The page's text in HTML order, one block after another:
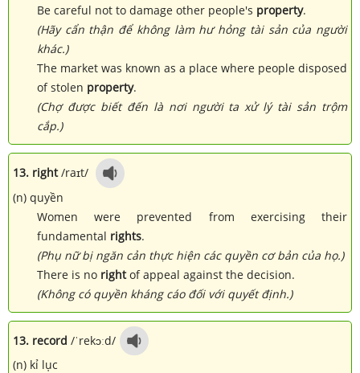
Be careful not to damage other people's property.
(Hãy cẩn thận để không làm hư hỏng tài sản của người
khác.)
The market was known as a place where people disposed
of stolen property.
(Chợ được biết đến là nơi người ta xử lý tài sản trộm
cắp.)
13. right/raɪt/
(n) quyền
Women were prevented from exercising their
fundamental rights.
(Phụ nữ bị ngăn cản thực hiện các quyền cơ bản của họ.)
There is no rightof appeal against the decision.
(Không có quyền kháng cáo đối với quyết định.)
13. record /ˈrekɔːd/
(n) kỉ lục